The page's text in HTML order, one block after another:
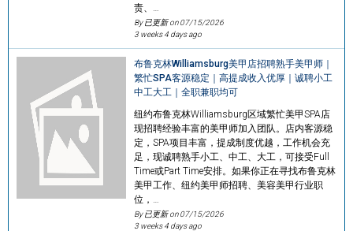
责、…
By 已更新 on07/15/2026
3 weeks 4 days ago
布鲁克林Williamsburg美甲店招聘熟手美甲师｜
繁忙SPA客源稳定｜高提成收入优厚｜诚聘小工
中工大工｜全职兼职均可
纽约布鲁克林Williamsburg区域繁忙美甲SPA店
现招聘经验丰富的美甲师加入团队。店内客源稳
定，SPA项目丰富，提成制度优越，工作机会充
足，现诚聘熟手小工、中工、大工，可接受Full
Time或Part Time安排。如果你正在寻找布鲁克林
美甲工作、纽约美甲师招聘、美容美甲行业职
位，…
By 已更新 on07/15/2026
3 weeks 4 days ago